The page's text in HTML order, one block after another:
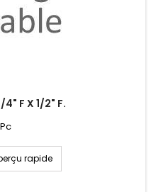
4" F X 1/2" F.
rapide